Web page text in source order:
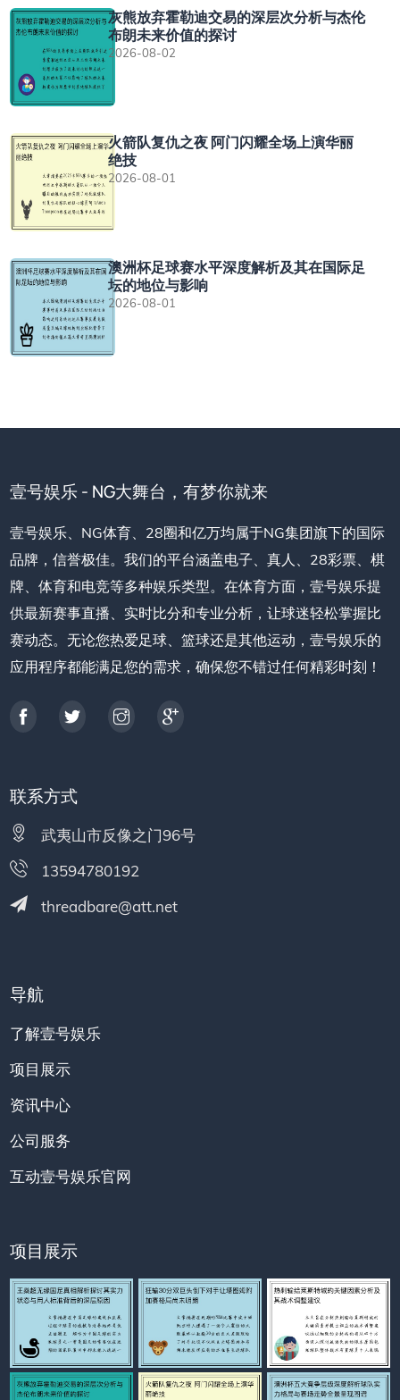
灰熊放弃霍勒迪交易的深层次分析与杰伦
布朗未来价值的探讨
2026-08-02
火箭队复仇之夜 阿门闪耀全场上演华丽
绝技
2026-08-01
澳洲杯足球赛水平深度解析及其在国际足
坛的地位与影响
2026-08-01
壹号娱乐 - NG大舞台，有梦你就来
壹号娱乐、NG体育、28圈和亿万均属于NG集团旗下的国际
品牌，信誉极佳。我们的平台涵盖电子、真人、28彩票、棋
牌、体育和电竞等多种娱乐类型。在体育方面，壹号娱乐提
供最新赛事直播、实时比分和专业分析，让球迷轻松掌握比
赛动态。无论您热爱足球、篮球还是其他运动，壹号娱乐的
应用程序都能满足您的需求，确保您不错过任何精彩时刻！
联系方式
武夷山市反像之门96号
13594780192
threadbare@att.net
导航
了解壹号娱乐
项目展示
资讯中心
公司服务
互动壹号娱乐官网
项目展示